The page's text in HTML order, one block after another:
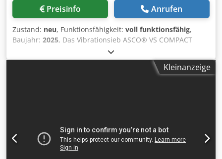
Preisinfo Anrufen
Zustand: neu, Funktionsfähigkeit: voll funktionsfähig,
Baujahr: 2025, Das Vibrationsieb ASCO® VS COMPACT
bietet eine robuste und leistungsstarke Basis für vielfältige
Siebaufgaben. Mit zwei Vibrationsmotoren ist es
besonders praktisch für Recyclingbetriebe und Betriebe im
Antriebsleistung: 400 V / 2 x 0,35 kW - Gewicht: 621 kg -
Breite: 1,88 m - Länge: 1,31 m - Höhe: 2,11 m - Ladehöhe:
1,76 m Optionen: - Stangen - Trichter - Stützfüße -
Kleinanzeige